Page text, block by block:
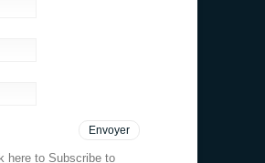
here to Subscribe to